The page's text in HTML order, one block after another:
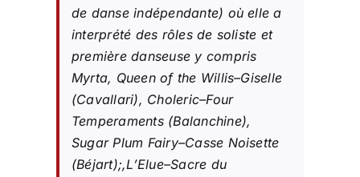
de danse indépendante) où elle a
interprété des rôles de soliste et
première danseuse y compris
Myrta, Queen of the Willis–Giselle
(Cavallari), Choleric–Four
Temperaments (Balanchine),
Sugar Plum Fairy–Casse Noisette
(Béjart);,L’Elue–Sacre du